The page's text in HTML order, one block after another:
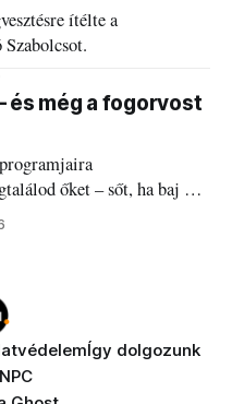
ítélte a
és még a fogorvost
őket – sőt, ha baj van
Így dolgozunk